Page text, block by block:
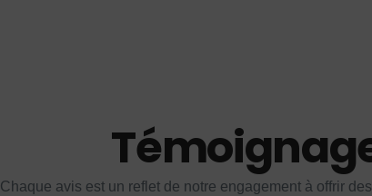
Chaque avis est un reflet de notre engagement à offrir